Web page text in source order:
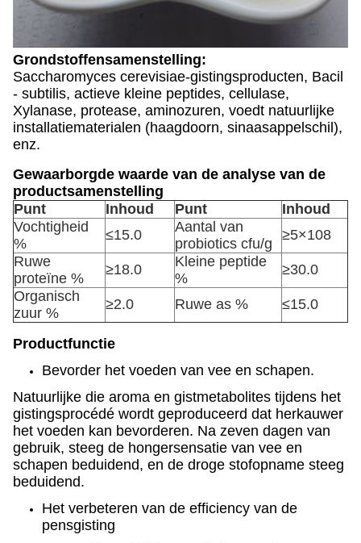
Grondstoffensamenstelling:
Saccharomyces cerevisiae-gistingsproducten, Bacil
- subtilis, actieve kleine peptides, cellulase,
Xylanase, protease, aminozuren, voedt natuurlijke
installatiematerialen (haagdoorn, sinaasappelschil),
enz.
Gewaarborgde waarde van de analyse van de
productsamenstelling
Punt
Inhoud Punt
Inhoud
Vochtigheid
%
≤15.0
Aantal van
probiotics cfu/g
≥5×108
Ruwe
proteïne %
≥18.0
Kleine peptide
%
≥30.0
Organisch
zuur %
≥2.0 Ruwe as % ≤15.0
Productfunctie
Bevorder het voeden van vee en schapen.
Natuurlijke die aroma en gistmetabolites tijdens het
gistingsprocédé wordt geproduceerd dat herkauwer
het voeden kan bevorderen. Na zeven dagen van
gebruik, steeg de hongersensatie van vee en
schapen beduidend, en de droge stofopname steeg
beduidend.
Het verbeteren van de efficiency van de
pensgisting